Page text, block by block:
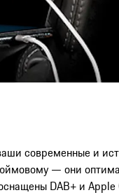
современные и
— они
DAB+ и